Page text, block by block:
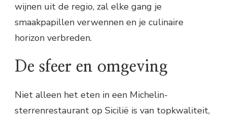
wijnen uit de regio, zal elke gang je
smaakpapillen verwennen en je culinaire
horizon verbreden.
De sfeer en omgeving
Niet alleen het eten in een Michelin-
sterrenrestaurant op Sicilië is van topkwaliteit,